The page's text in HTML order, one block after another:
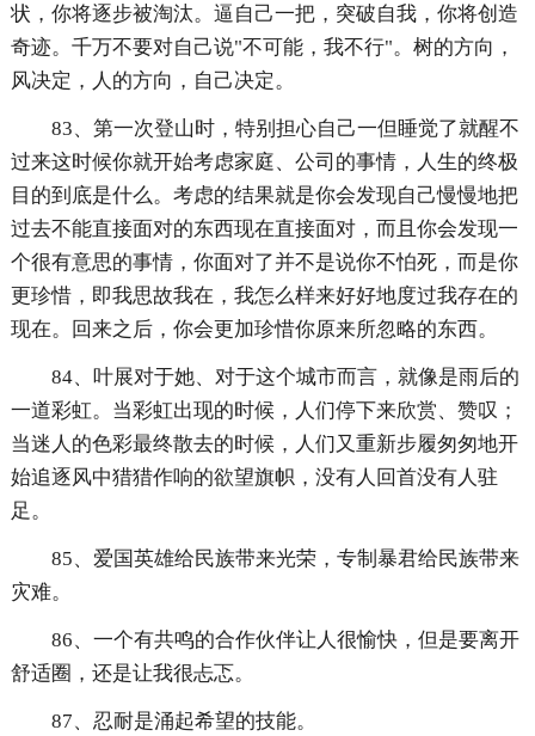
状，你将逐步被淘汰。逼自己一把，突破自我，你将创造
奇迹。千万不要对自己说"不可能，我不行"。树的方向，
风决定，人的方向，自己决定。
83、第一次登山时，特别担心自己一但睡觉了就醒不
过来这时候你就开始考虑家庭、公司的事情，人生的终极
目的到底是什么。考虑的结果就是你会发现自己慢慢地把
过去不能直接面对的东西现在直接面对，而且你会发现一
个很有意思的事情，你面对了并不是说你不怕死，而是你
更珍惜，即我思故我在，我怎么样来好好地度过我存在的
现在。回来之后，你会更加珍惜你原来所忽略的东西。
84、叶展对于她、对于这个城市而言，就像是雨后的
一道彩虹。当彩虹出现的时候，人们停下来欣赏、赞叹；
当迷人的色彩最终散去的时候，人们又重新步履匆匆地开
始追逐风中猎猎作响的欲望旗帜，没有人回首没有人驻
足。
85、爱国英雄给民族带来光荣，专制暴君给民族带来
灾难。
86、一个有共鸣的合作伙伴让人很愉快，但是要离开
舒适圈，还是让我很忐忑。
87、忍耐是涌起希望的技能。